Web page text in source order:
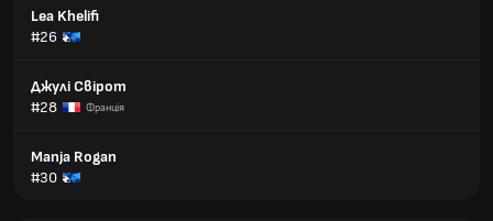
Lea Khelifi
#26
Джулі Свірот
#28
Франція
Manja Rogan
#30